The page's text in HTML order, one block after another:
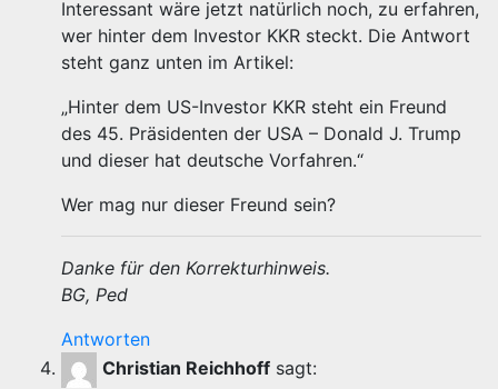
Interessant wäre jetzt natürlich noch, zu erfahren,
wer hinter dem Investor KKR steckt. Die Antwort
steht ganz unten im Artikel:
„Hinter dem US-Investor KKR steht ein Freund
des 45. Präsidenten der USA – Donald J. Trump
und dieser hat deutsche Vorfahren.“
Wer mag nur dieser Freund sein?
Danke für den Korrekturhinweis.
BG, Ped
Antworten
Christian Reichhoff sagt: